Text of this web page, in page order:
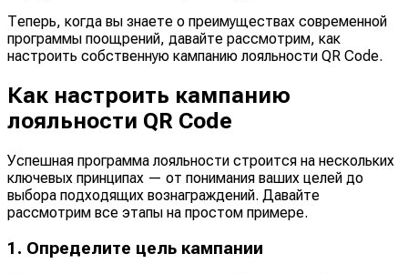
Теперь, когда вы знаете о преимуществах современной
программы поощрений, давайте рассмотрим, как
настроить собственную кампанию лояльности QR Code.
Как настроить кампанию
лояльности QR Code
Успешная программа лояльности строится на нескольких
ключевых принципах — от понимания ваших целей до
выбора подходящих вознаграждений. Давайте
рассмотрим все этапы на простом примере.
1. Определите цель кампании